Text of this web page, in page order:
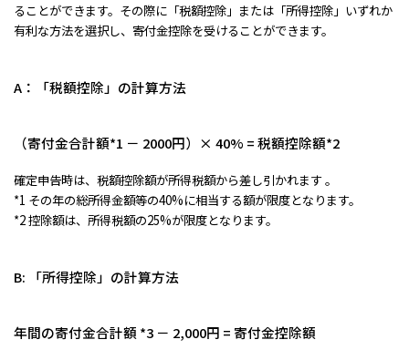
ることができます。その際に「税額控除」または「所得控除」いずれか
有利な方法を選択し、寄付金控除を受けることができます。
A：「税額控除」の計算方法
（寄付金合計額*1 － 2000円）× 40% = 税額控除額*2
確定申告時は、税額控除額が所得税額から差し引かれます 。
*1 その年の総所得金額等の40%に相当する額が限度となります。
*2 控除額は、所得税額の25%が限度となります。
B: 「所得控除」の計算方法
年間の寄付金合計額 *3 － 2,000円 = 寄付金控除額